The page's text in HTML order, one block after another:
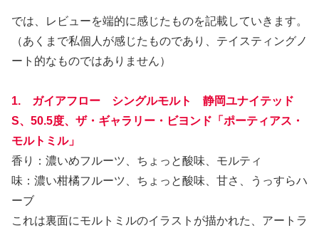
では、レビューを端的に感じたものを記載していきます。
（あくまで私個人が感じたものであり、テイスティングノ
ート的なものではありません）
1. ガイアフロー シングルモルト 静岡ユナイテッド
S、50.5度、ザ・ギャラリー・ビヨンド「ポーティアス・
モルトミル」
香り：濃いめフルーツ、ちょっと酸味、モルティ
味：濃い柑橘フルーツ、ちょっと酸味、甘さ、うっすらハ
ーブ
これは裏面にモルトミルのイラストが描かれた、アートラ